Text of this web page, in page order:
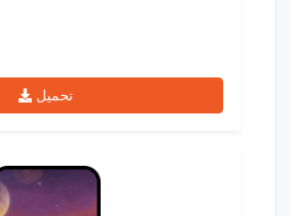
تحميل